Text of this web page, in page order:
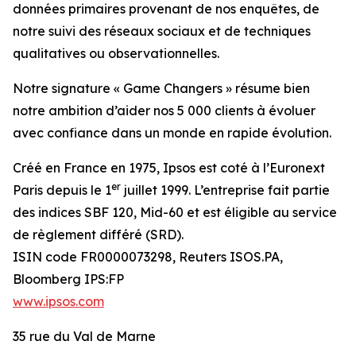
données primaires provenant de nos enquêtes, de
notre suivi des réseaux sociaux et de techniques
qualitatives ou observationnelles.
Notre signature « Game Changers » résume bien
notre ambition d’aider nos 5 000 clients à évoluer
avec confiance dans un monde en rapide évolution.
Créé en France en 1975, Ipsos est coté à l’Euronext
Paris depuis le 1er juillet 1999. L’entreprise fait partie
des indices SBF 120, Mid-60 et est éligible au service
de règlement différé (SRD).
ISIN code FR0000073298, Reuters ISOS.PA,
Bloomberg IPS:FP
www.ipsos.com
35 rue du Val de Marne